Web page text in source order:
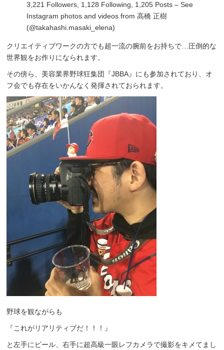
3,221 Followers, 1,128 Following, 1,205 Posts – See
Instagram photos and videos from 高橋 正樹
(@takahashi.masaki_elena)
クリエイティブワークの方でも超一流の腕前をお持ちで…圧倒的な
世界観をお作りになられます。
その傍ら、美容業界野球狂集団『JBBA』にも参加されており、オ
フ会でも存在をいかんなく発揮されておられます。
野球を観ながらも
『これがリアリティブだ！！！』
と左手にビール、右手に超高級一眼レフカメラで撮影をキメてまし